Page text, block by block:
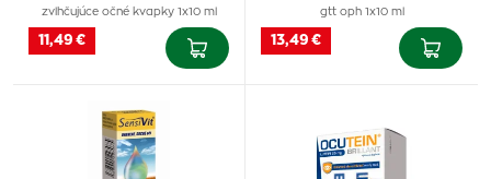
zvlhčujúce očné kvapky 1x10 ml
11,49 €
gtt oph 1x10 ml
13,49 €